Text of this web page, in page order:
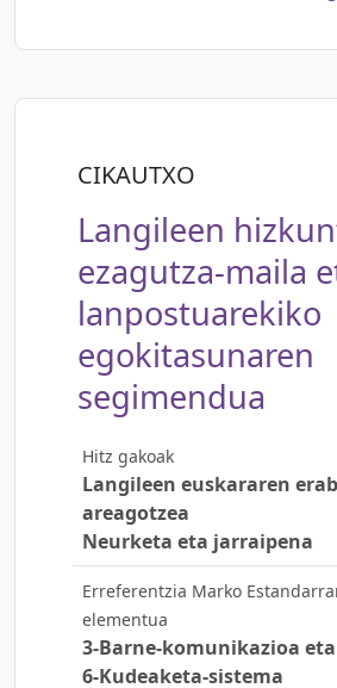
CIKAUTXO
Langileen
ezagutza-maila
lanpostuarekiko
egokitasunaren
segimendua
Hitz gakoak
Langileen euskararen
areagotzea
Neurketa eta jarraipena
Erreferentzia Marko
elementua
3-Barne-komunikazioa
6-Kudeaketa-sistema